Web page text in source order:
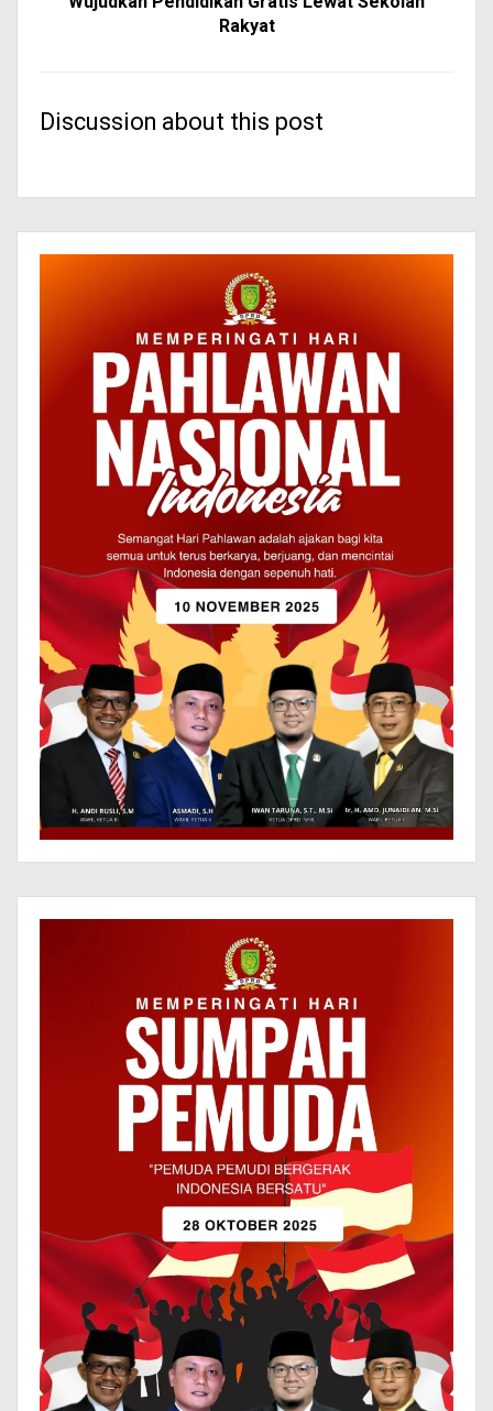
Rakyat
Discussion about this post